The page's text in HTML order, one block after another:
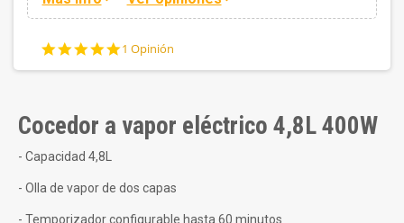
5.0
1 Opinión
Cocedor a vapor eléctrico 4,8L 400W
- Capacidad 4,8L
- Olla de vapor de dos capas
- Temporizador configurable hasta 60 minutos